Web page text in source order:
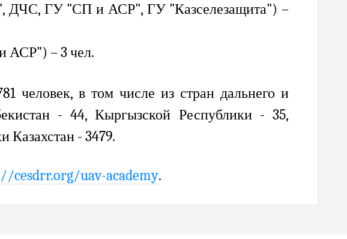
ДЧС, ГУ "СП и АСР", ГУ "Казселезащита") –
АСР") – 3 чел.
человек, в том числе из стран дальнего и
- 44, Кыргызской Республики - 35,
Казахстан - 3479.
cesdrr.org/uav-academy.